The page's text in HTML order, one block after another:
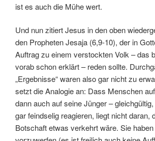
ist es auch die Mühe wert.
Und nun zitiert Jesus in den oben
den Propheten Jesaja (6,9-10), der in
Auftrag zu einem verstockten Volk – das
vorab schon erklärt – reden sollte.
„Ergebnisse“ waren also gar nicht zu
setzt die Analogie an: Dass Menschen
dann auch auf seine Jünger –
gar feindselig reagieren, liegt nicht daran,
Botschaft etwas verkehrt wäre. Sie